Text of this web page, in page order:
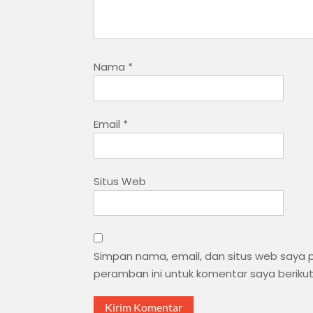
Nama *
Email *
Situs Web
Simpan nama, email, dan situs web saya
peramban ini untuk komentar saya